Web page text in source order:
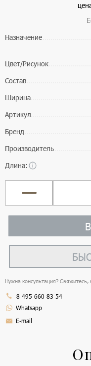
Назначение
Цвет/Рисунок
Состав
Ширина
Артикул
Бренд
Производитель
Длина:
Нужна консультация?
8 495 660 83 54
Whatsapp
E-mail